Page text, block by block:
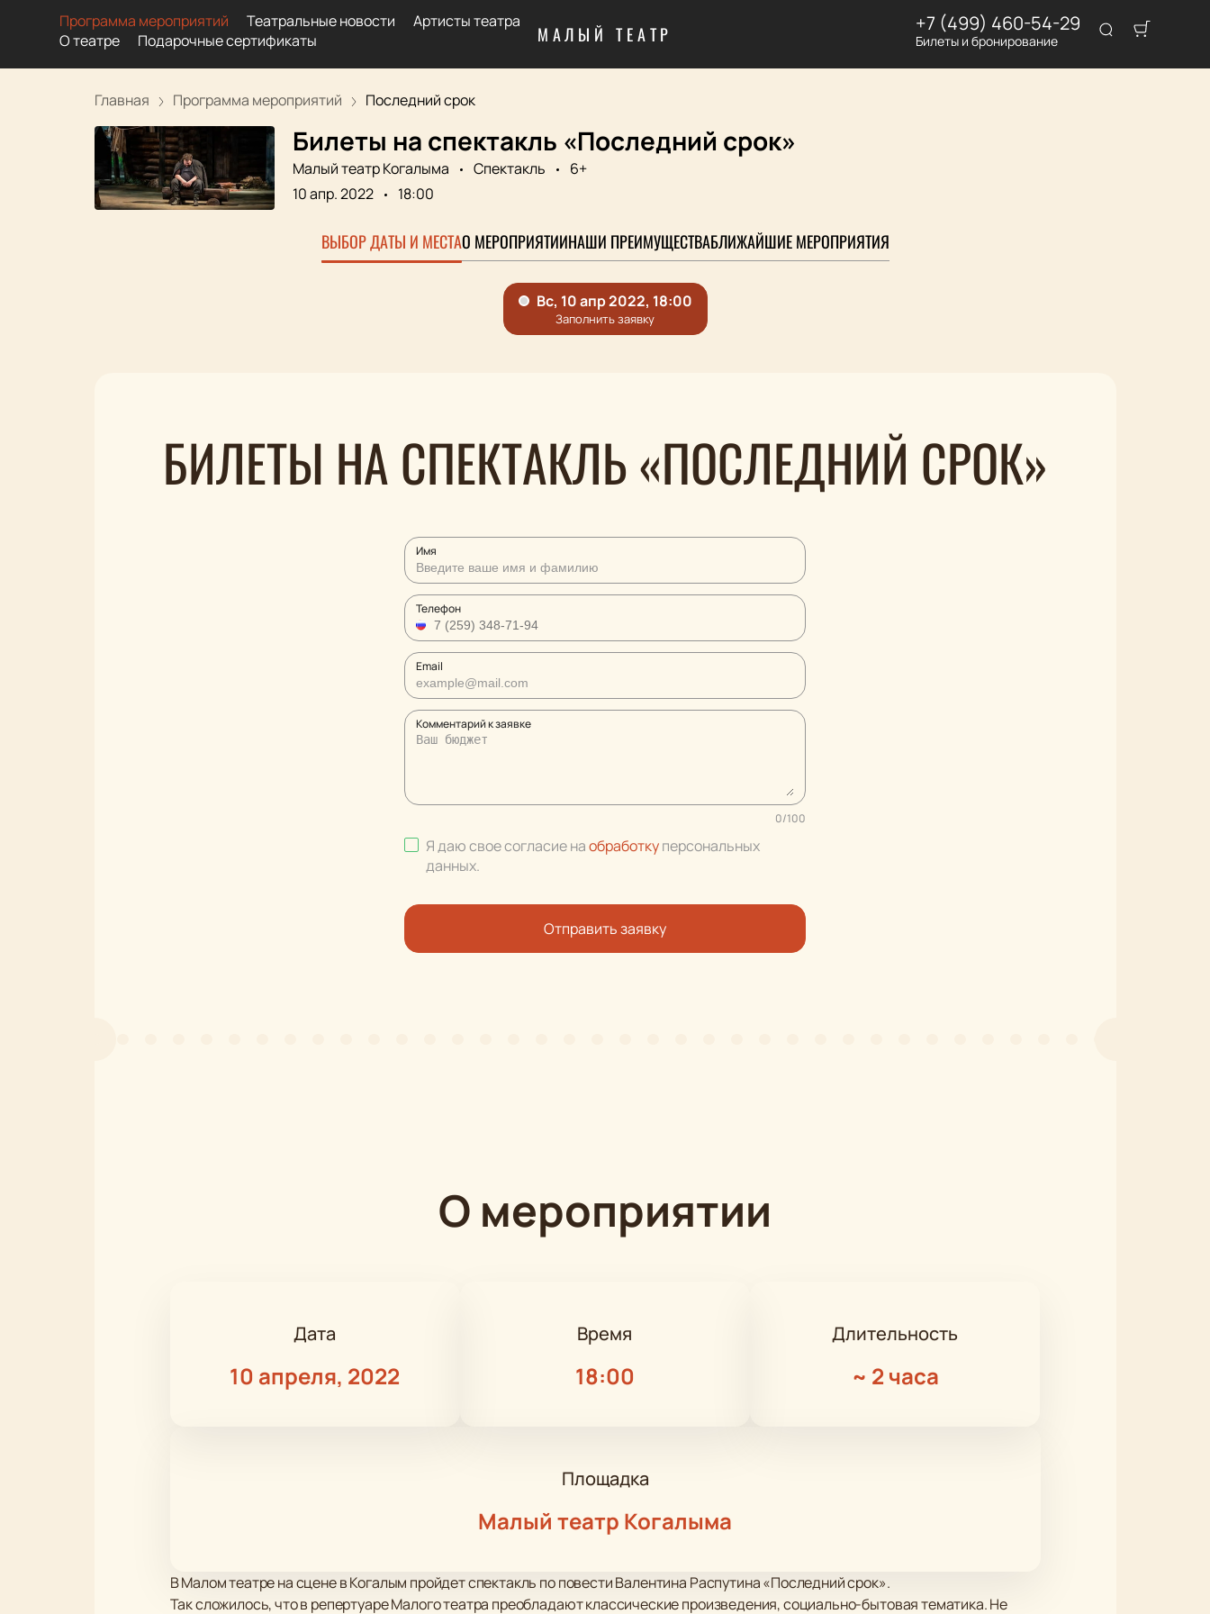
МАЛЫЙ ТЕАТР
Программа мероприятий Театральные новости
Артисты театра
О театре
Подарочные сертификаты
+7 (499) 460-54-29
Билеты и бронирование
Главная Программа мероприятий Последний срок
Билеты на спектакль «Последний срок»
Малый театр Когалыма Спектакль
6+
10 апр. 2022
18:00
ВЫБОР ДАТЫ И МЕСТАО МЕРОПРИЯТИИНАШИ ПРЕИМУЩЕСТВАБЛИЖАЙШИЕ МЕРОПРИЯТИЯ
БИЛЕТЫ НА СПЕКТАКЛЬ «ПОСЛЕДНИЙ СРОК»
Имя
Телефон
Email
Комментарий к заявке
0/100
Я даю свое согласие наобработкуперсональных
данных.
Отправить заявку
О мероприятии
Дата
10 апреля, 2022
Время
18:00
Длительность
~ 2 часа
Площадка
Малый театр Когалыма
В Малом театре на сцене в Когалым пройдет спектакль по повести Валентина Распутина «Последний срок».
Так сложилось, что в репертуаре Малого театра преобладают классические произведения, социально-бытовая тематика. Не